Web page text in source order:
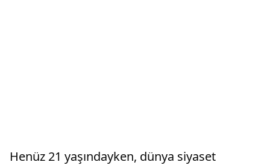
Henüz 21 yaşındayken, dünya siyaset